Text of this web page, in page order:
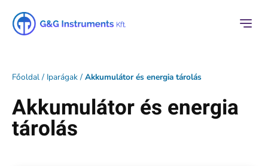
Főoldal / Iparágak / Akkumulátor és energia tárolás
Akkumulátor és energia
tárolás